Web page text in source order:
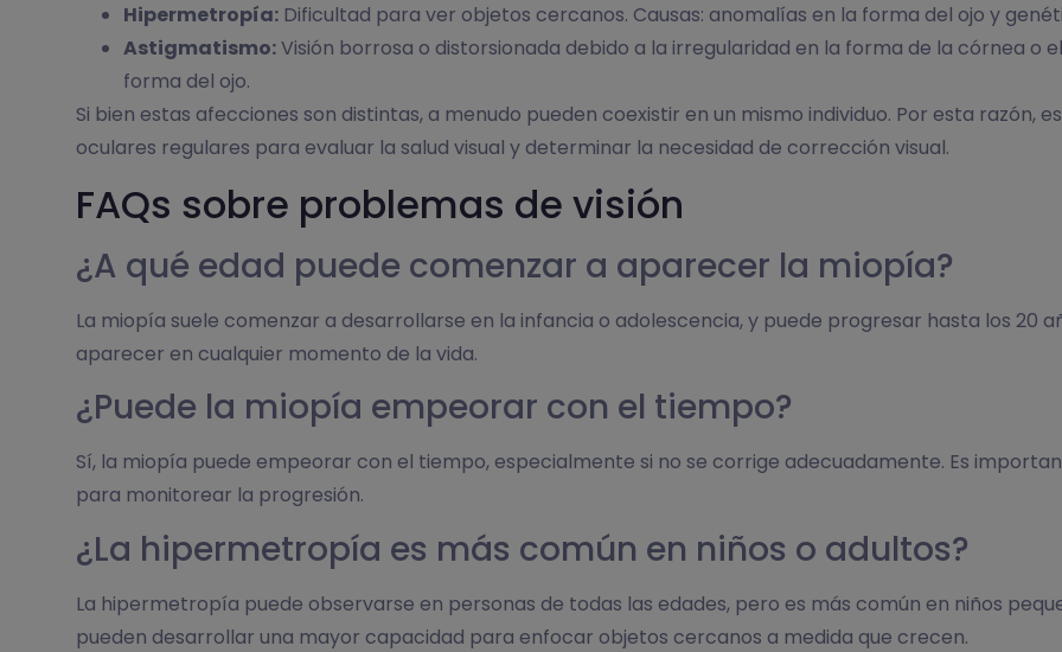
Hipermetropía: Dificultad para ver objetos cercanos. Causas: anomalías en la forma del ojo y
Astigmatismo:Visión borrosa o distorsionada debido a la irregularidad en la forma de la córnea o
forma del ojo.
Si bien estas afecciones son distintas, a menudo pueden coexistir en un mismo individuo. Por esta razón,
oculares regulares para evaluar la salud visual y determinar la necesidad de corrección visual.
FAQs sobre problemas de visión
¿A qué edad puede comenzar a aparecer la miopía?
La miopía suele comenzar a desarrollarse en la infancia o adolescencia, y puede progresar hasta los 20
aparecer en cualquier momento de la vida.
¿Puede la miopía empeorar con el tiempo?
Sí, la miopía puede empeorar con el tiempo, especialmente si no se corrige adecuadamente. Es
para monitorear la progresión.
¿La hipermetropía es más común en niños o adultos?
La hipermetropía puede observarse en personas de todas las edades, pero es más común en niños
pueden desarrollar una mayor capacidad para enfocar objetos cercanos a medida que crecen.